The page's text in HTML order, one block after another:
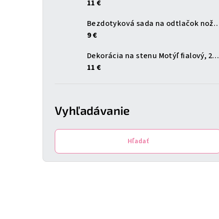
11 €
Bezdotyková sada
9 €
Dekorácia na stenu Motýľ fialový, 25 cm
11 €
Vyhľadávanie
Hľadať